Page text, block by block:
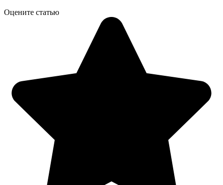
Оцените статью